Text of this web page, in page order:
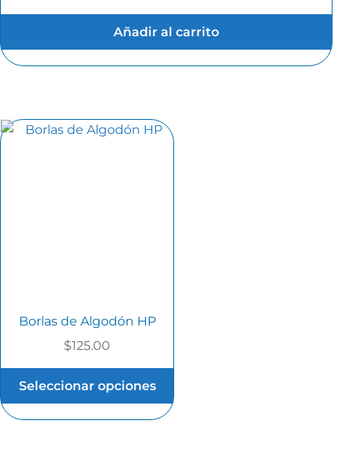
Añadir al carrito
Borlas de Algodón HP
$125.00
Seleccionar opciones